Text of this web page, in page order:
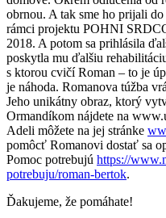
obrnou. A tak sme ho prijali
rámci projektu POHNI
2018. A potom sa prihlásila
poskytla mu ďalšiu
s ktorou cvičí Roman – to je
je náhoda. Romanova túžba
Jeho unikátny obraz, ktorý
Ormandíkom nájdete na
Adeli môžete na jej stránke
pomôcť Romanovi dostať sa
Pomoc potrebujú https://
potrebuju/roman-bertok.
Ďakujeme, že pomáhate!